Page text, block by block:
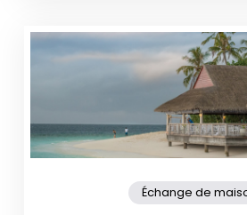
Échange de